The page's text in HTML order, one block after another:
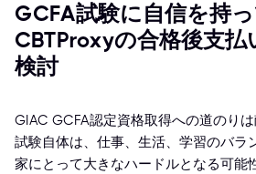
GCFA試験に自信を持っ
CBTProxyの合格後支
検討
GIAC GCFA認定資格取得への道のりは
試験自体は、仕事、生活、学習のバラ
家にとって大きなハードルとなる可能